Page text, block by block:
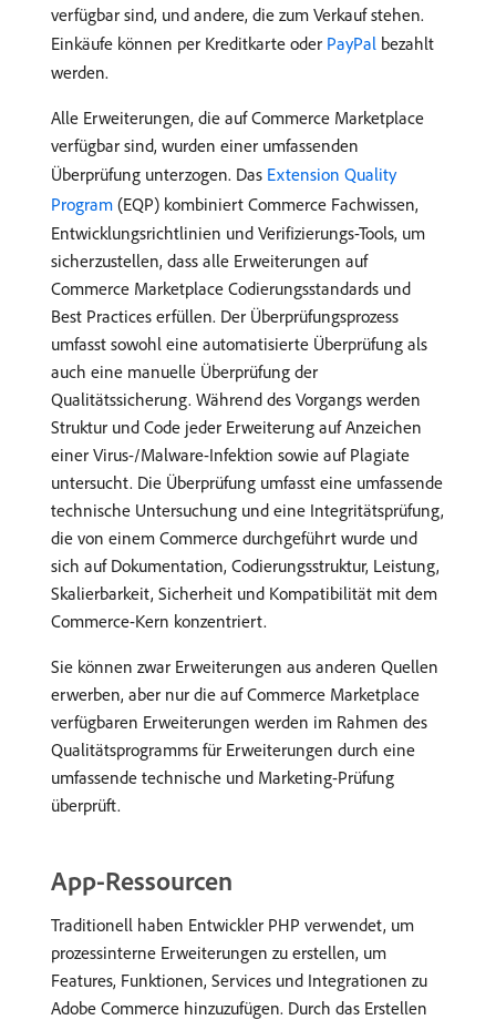
verfügbar sind, und andere, die zum Verkauf stehen.
Einkäufe können per Kreditkarte oder PayPal bezahlt
werden.
Alle Erweiterungen, die auf Commerce Marketplace
verfügbar sind, wurden einer umfassenden
Überprüfung unterzogen. Das Extension Quality
Program (EQP) kombiniert Commerce Fachwissen,
Entwicklungsrichtlinien und Verifizierungs-Tools, um
sicherzustellen, dass alle Erweiterungen auf
Commerce Marketplace Codierungsstandards und
Best Practices erfüllen. Der Überprüfungsprozess
umfasst sowohl eine automatisierte Überprüfung als
auch eine manuelle Überprüfung der
Qualitätssicherung. Während des Vorgangs werden
Struktur und Code jeder Erweiterung auf Anzeichen
einer Virus-/Malware-Infektion sowie auf Plagiate
untersucht. Die Überprüfung umfasst eine umfassende
technische Untersuchung und eine Integritätsprüfung,
die von einem Commerce durchgeführt wurde und
sich auf Dokumentation, Codierungsstruktur, Leistung,
Skalierbarkeit, Sicherheit und Kompatibilität mit dem
Commerce-Kern konzentriert.
Sie können zwar Erweiterungen aus anderen Quellen
erwerben, aber nur die auf Commerce Marketplace
verfügbaren Erweiterungen werden im Rahmen des
Qualitätsprogramms für Erweiterungen durch eine
umfassende technische und Marketing-Prüfung
überprüft.
App-Ressourcen
Traditionell haben Entwickler PHP verwendet, um
prozessinterne Erweiterungen zu erstellen, um
Features, Funktionen, Services und Integrationen zu
Adobe Commerce hinzuzufügen. Durch das Erstellen